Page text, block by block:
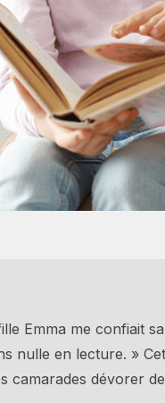
Emma me confiait
nulle en lecture. »
camarades dévorer